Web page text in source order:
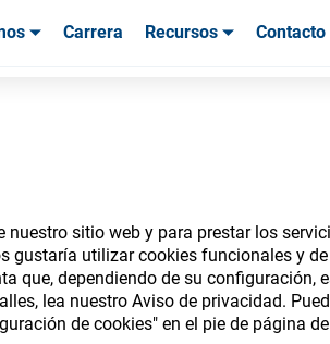
sitio web y para prestar los
gustaría utilizar cookies funcionales y
que, dependiendo de su configuración,
lea nuestro Aviso de privacidad.
de cookies" en el pie de página
Carrera Recursos Contacto